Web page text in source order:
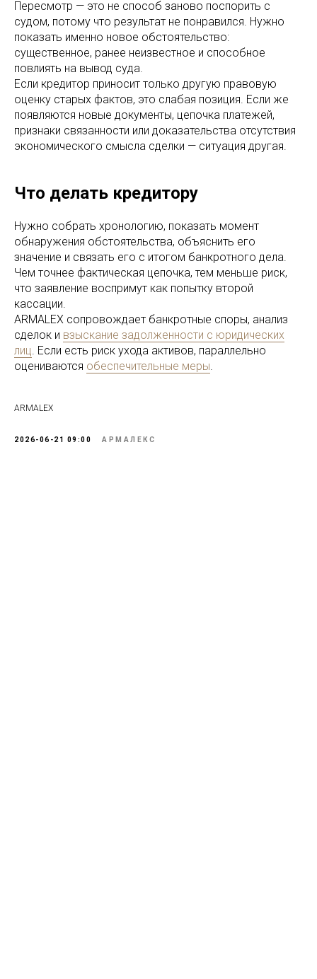
Пересмотр — это не способ заново поспорить с
судом, потому что результат не понравился. Нужно
показать именно новое обстоятельство:
существенное, ранее неизвестное и способное
повлиять на вывод суда.
Если кредитор приносит только другую правовую
оценку старых фактов, это слабая позиция. Если же
появляются новые документы, цепочка платежей,
признаки связанности или доказательства отсутствия
экономического смысла сделки — ситуация другая.
Что делать кредитору
Нужно собрать хронологию, показать момент
обнаружения обстоятельства, объяснить его
значение и связать его с итогом банкротного дела.
Чем точнее фактическая цепочка, тем меньше риск,
что заявление воспримут как попытку второй
кассации.
ARMALEX сопровождает банкротные споры, анализ
сделок и взыскание задолженности с юридических
лиц. Если есть риск ухода активов, параллельно
оцениваются обеспечительные меры.
ARMALEX
2026-06-21 09:00 АРМАЛЕКС